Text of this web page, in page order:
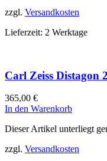
zzgl. Versandkosten
Lieferzeit: 2 Werktage
Carl Zeiss Distagon
365,00 €
In den Warenkorb
Dieser Artikel unterliegt
zzgl. Versandkosten